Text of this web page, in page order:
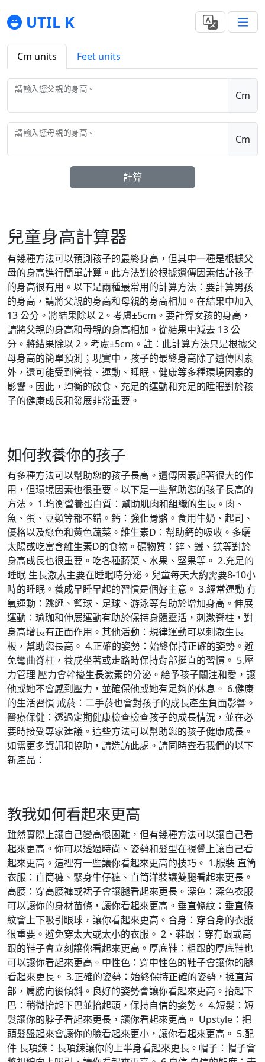
UTIL K
Cm units Feet units
請輸入您父親的身高。
Cm
請輸入您母親的身高。
Cm
計算
兒童身高計算器
有幾種方法可以預測孩子的最終身高，但其中一種是根據父
母的身高進行簡單計算。此方法對於根據遺傳因素估計孩子
的身高很有用。以下是兩種最常用的計算方法：要計算男孩
的身高，請將父親的身高和母親的身高相加。在結果中加入
13 公分。將結果除以 2。考慮±5cm。要計算女孩的身高，
請將父親的身高和母親的身高相加。從結果中減去 13 公
分。將結果除以 2。考慮±5cm。註：此計算方法只是根據父
母身高的簡單預測；現實中，孩子的最終身高除了遺傳因素
外，還可能受到營養、運動、睡眠、健康等多種環境因素的
影響。因此，均衡的飲食、充足的運動和充足的睡眠對於孩
子的健康成長和發展非常重要。
如何教養你的孩子
有多種方法可以幫助您的孩子長高。遺傳因素起著很大的作
用，但環境因素也很重要。以下是一些幫助您的孩子長高的
方法。 1.均衡營養蛋白質：幫助肌肉和組織的生長。肉、
魚、蛋、豆類等都不錯。鈣：強化骨骼。食用牛奶、起司、
優格以及綠色和黃色蔬菜。維生素D：幫助鈣的吸收。多曬
太陽或吃富含維生素D的食物。礦物質：鋅、鐵、鎂等對於
身高成長也很重要。吃各種蔬菜、水果、堅果等。 2.充足的
睡眠 生長激素主要在睡眠時分泌。兒童每天大約需要8-10小
時的睡眠。養成早睡早起的習慣是個好主意。 3.經常運動 有
氧運動：跳繩、籃球、足球、游泳等有助於增加身高。伸展
運動：瑜珈和伸展運動有助於保持身體靈活，刺激脊柱，對
身高增長有正面作用。其他活動：規律運動可以刺激生長
板，幫助您長高。 4.正確的姿勢：始終保持正確的姿勢。避
免彎曲脊柱，養成坐著或走路時保持背部挺直的習慣。 5.壓
力管理 壓力會幹擾生長激素的分泌。給予孩子關注和愛，讓
他或她不會感到壓力，並確保他或她有足夠的休息。 6.健康
的生活習慣 戒菸：二手菸也會對孩子的成長產生負面影響。
醫療保健：透過定期健康檢查檢查孩子的成長情況，並在必
要時接受專家建議。這些方法可以幫助您的孩子健康成長。
如需更多資訊和協助，請造訪此處。請同時查看我們的以下
新產品：
教我如何看起來更高
雖然實際上讓自己變高很困難，但有幾種方法可以讓自己看
起來更高。你可以透過時尚、姿勢和髮型在視覺上讓自己看
起來更高。這裡有一些讓你看起來更高的技巧。 1.服裝 直筒
衣服：直筒褲、緊身牛仔褲、直筒洋裝讓雙腿看起來更長。
高腰：穿高腰褲或裙子會讓腿看起來更長。深色：深色衣服
可以讓你的身材苗條，讓你看起來更高。垂直條紋：垂直條
紋會上下吸引眼球，讓你看起來更高。合身：穿合身的衣服
很重要。避免穿太大或太小的衣服。 2、鞋跟：穿有跟或高
跟的鞋子會立刻讓你看起來更高。厚底鞋：粗跟的厚底鞋也
可以讓你看起來更高。中性色：穿中性色的鞋子會讓你的腿
看起來更長。 3.正確的姿勢：始終保持正確的姿勢，挺直背
部，肩膀向後傾斜。良好的姿勢會讓你看起來更高。抬起下
巴：稍微抬起下巴並抬起頭，保持自信的姿勢。 4.短髮：短
髮讓你的脖子看起來更長，讓你看起來更高。 Upstyle：把
頭髮盤起來會讓你的臉看起來更小，讓你看起來更高。 5.配
件 長項鍊：長項鍊讓你的上半身看起來更長。帽子：帽子會